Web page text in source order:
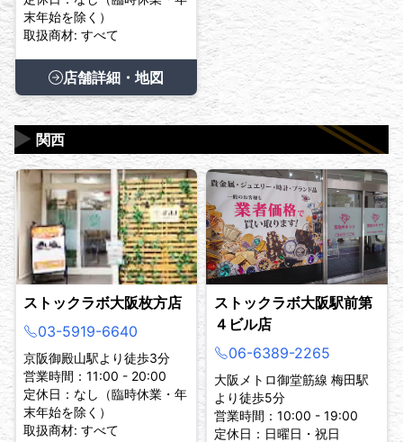
末年始を除く）
取扱商材: すべて
店舗詳細・地図
関西
▶
ストックラボ大阪枚方店
03-5919-6640
京阪御殿山駅より徒歩3分
営業時間：11:00 - 20:00
定休日：なし（臨時休業・年
末年始を除く）
取扱商材: すべて
ストックラボ大阪駅前第
４ビル店
06-6389-2265
大阪メトロ御堂筋線 梅田駅
より徒歩5分
営業時間：10:00 - 19:00
定休日：日曜日・祝日